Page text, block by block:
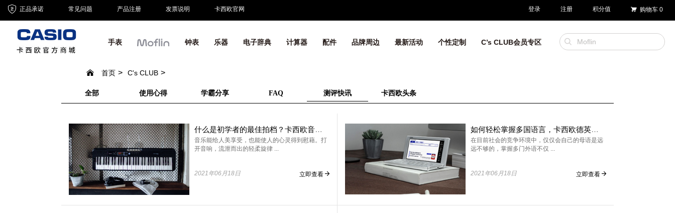
正品承诺 常见问题 产品注册 发票说明 卡西欧官网 登录 注册 积分值 购物车 0
手表 钟表 乐器 电子辞典 计算器 配件 品牌周边 最新活动 个性定制 C’s CLUB会员专区
首页 C's CLUB
全部 使用心得 学霸分享 FAQ 测评快讯 卡西欧头条
什么是初学者的最佳拍档？卡西欧音乐陪练教学电子琴给你答案~
音乐能给人美享受，也能使人的心灵得到慰藉。打
开音响，流泄而出的轻柔旋律 ...
2021年06月18日 立即查看
如何轻松掌握多国语言，卡西欧德英汉电子辞典带你高燃进阶
在目前社会的竞争环境中，仅仅会自己的母语是远
远不够的，掌握多门外语不仅 ...
2021年06月18日 立即查看